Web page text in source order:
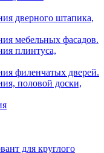
дверного штапика,
мебельных фасадов.
плинтуса,
филенчатых дверей.
половой доски,
для круглого